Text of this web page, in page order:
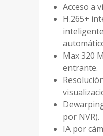
Acceso a
H.265+
Max 320
entrante.
por NVR).
IA por